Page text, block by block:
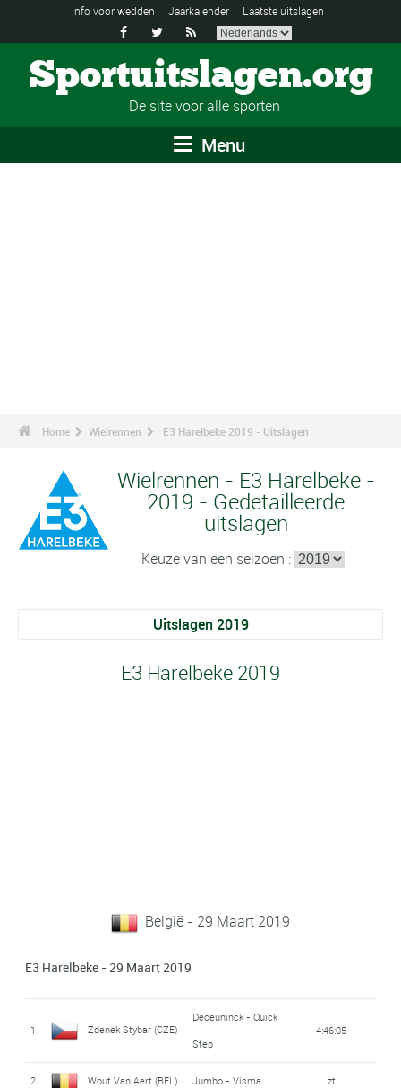
Info voor wedden Jaarkalender Laatste uitslagen
  
Sportuitslagen.org
De site voor alle sporten
Menu
Home Wielrennen E3 Harelbeke 2019 - Uitslagen
Wielrennen - E3 Harelbeke -
2019 - Gedetailleerde
uitslagen
Keuze van een seizoen :
Uitslagen 2019
E3 Harelbeke 2019
België - 29 Maart 2019
E3 Harelbeke - 29 Maart 2019
1 Zdenek Stybar (CZE)
Deceuninck - Quick
Step
4:46:05
2 Wout Van Aert (BEL) Jumbo - Visma zt